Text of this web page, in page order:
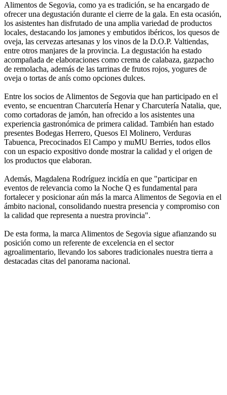
Alimentos de Segovia, como ya es tradición, se ha encargado de
ofrecer una degustación durante el cierre de la gala. En esta ocasión,
los asistentes han disfrutado de una amplia variedad de productos
locales, destacando los jamones y embutidos ibéricos, los quesos de
oveja, las cervezas artesanas y los vinos de la D.O.P. Valtiendas,
entre otros manjares de la provincia. La degustación ha estado
acompañada de elaboraciones como crema de calabaza, gazpacho
de remolacha, además de las tarrinas de frutos rojos, yogures de
oveja o tortas de anís como opciones dulces.
Entre los socios de Alimentos de Segovia que han participado en el
evento, se encuentran Charcutería Henar y Charcutería Natalia, que,
como cortadoras de jamón, han ofrecido a los asistentes una
experiencia gastronómica de primera calidad. También han estado
presentes Bodegas Herrero, Quesos El Molinero, Verduras
Tabuenca, Precocinados El Campo y muMU Berries, todos ellos
con un espacio expositivo donde mostrar la calidad y el origen de
los productos que elaboran.
Además, Magdalena Rodríguez incidía en que "participar en
eventos de relevancia como la Noche Q es fundamental para
fortalecer y posicionar aún más la marca Alimentos de Segovia en el
ámbito nacional, consolidando nuestra presencia y compromiso con
la calidad que representa a nuestra provincia".
De esta forma, la marca Alimentos de Segovia sigue afianzando su
posición como un referente de excelencia en el sector
agroalimentario, llevando los sabores tradicionales nuestra tierra a
destacadas citas del panorama nacional.